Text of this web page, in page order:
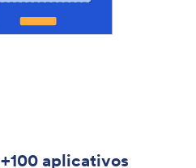
aplicativos